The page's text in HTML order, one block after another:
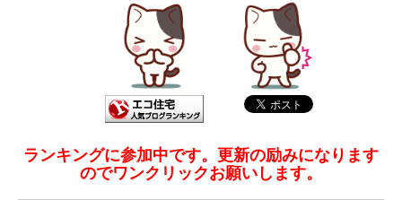
ランキングに参加中です。更新の励みになります
のでワンクリックお願いします。